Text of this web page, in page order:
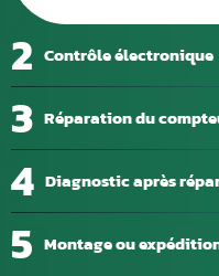
2 Contrôle électronique
3 Réparation du
4 Diagnostic après
5 Montage ou